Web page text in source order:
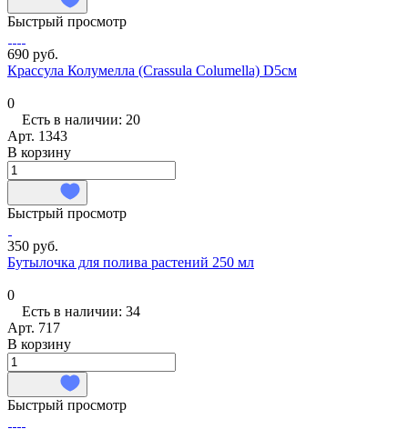
Быстрый просмотр
690 руб.
Крассула Колумелла (Crassula Columella) D5см
0
Есть в наличии: 20
Арт. 1343
В корзину
Быстрый просмотр
350 руб.
Бутылочка для полива растений 250 мл
0
Есть в наличии: 34
Арт. 717
В корзину
Быстрый просмотр